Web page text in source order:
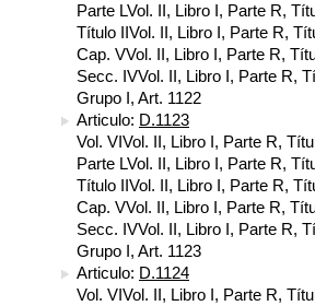
Parte LVol. II, Libro I, Parte R,
Título IIVol. II, Libro I, Parte R,
Cap. VVol. II, Libro I, Parte R,
Secc. IVVol. II, Libro I, Parte R,
Grupo I, Art. 1122
Articulo: D.1123
Vol. VIVol. II, Libro I, Parte R,
Parte LVol. II, Libro I, Parte R,
Título IIVol. II, Libro I, Parte R,
Cap. VVol. II, Libro I, Parte R,
Secc. IVVol. II, Libro I, Parte R,
Grupo I, Art. 1123
Articulo: D.1124
Vol. VIVol. II, Libro I, Parte R,